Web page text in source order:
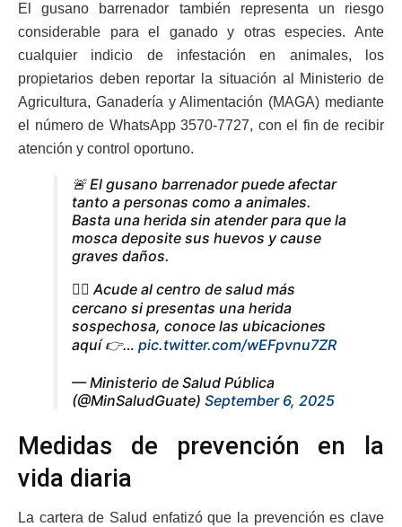
El gusano barrenador también representa un riesgo
considerable para el ganado y otras especies. Ante
cualquier indicio de infestación en animales, los
propietarios deben reportar la situación al Ministerio de
Agricultura, Ganadería y Alimentación (MAGA) mediante
el número de WhatsApp 3570-7727, con el fin de recibir
atención y control oportuno.
🚨 El gusano barrenador puede afectar
tanto a personas como a animales.
Basta una herida sin atender para que la
mosca deposite sus huevos y cause
graves daños.
👩‍⚕️ Acude al centro de salud más
cercano si presentas una herida
sospechosa, conoce las ubicaciones
aquí 👉… pic.twitter.com/wEFpvnu7ZR
— Ministerio de Salud Pública
(@MinSaludGuate) September 6, 2025
Medidas de prevención en la
vida diaria
La cartera de Salud enfatizó que la prevención es clave